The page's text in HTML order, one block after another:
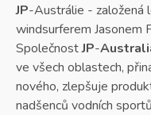
JP-Austrálie - založená
windsurferem Jasonem
SpolečnostJP-
ve všech oblastech,
nového, zlepšuje
nadšenců vodních